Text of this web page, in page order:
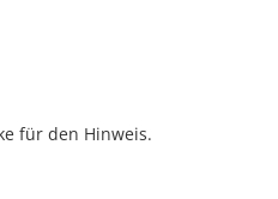
für den Hinweis.